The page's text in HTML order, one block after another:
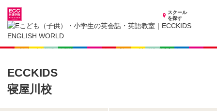
スクール
を探す
大阪府の子供英会話・英語教室
子供（小学生）英会話・英語教室 ECCKIDS 寝屋川校
生徒・保護者さまの声
ECCKIDS
寝屋川校